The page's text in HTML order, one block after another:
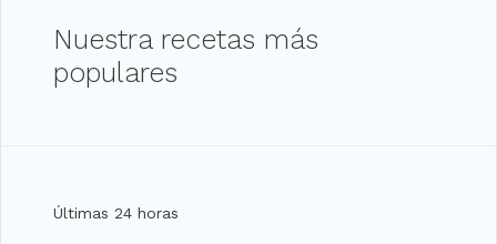
Nuestra recetas más
populares
Últimas 24 horas